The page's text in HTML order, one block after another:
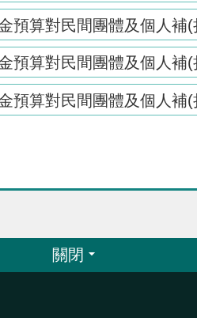
預算對民間團體及個人補
預算對民間團體及個人補
預算對民間團體及個人補
關閉